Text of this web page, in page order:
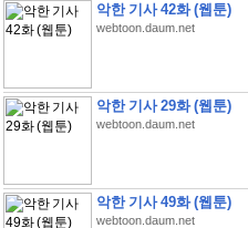
악한 기사 42화 (웹툰)
webtoon.daum.net
악한 기사 29화 (웹툰)
webtoon.daum.net
악한 기사 49화 (웹툰)
webtoon.daum.net